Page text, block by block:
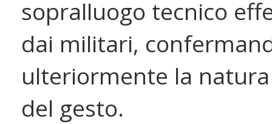
sopralluogo tecnico
dai militari,
ulteriormente la
del gesto.